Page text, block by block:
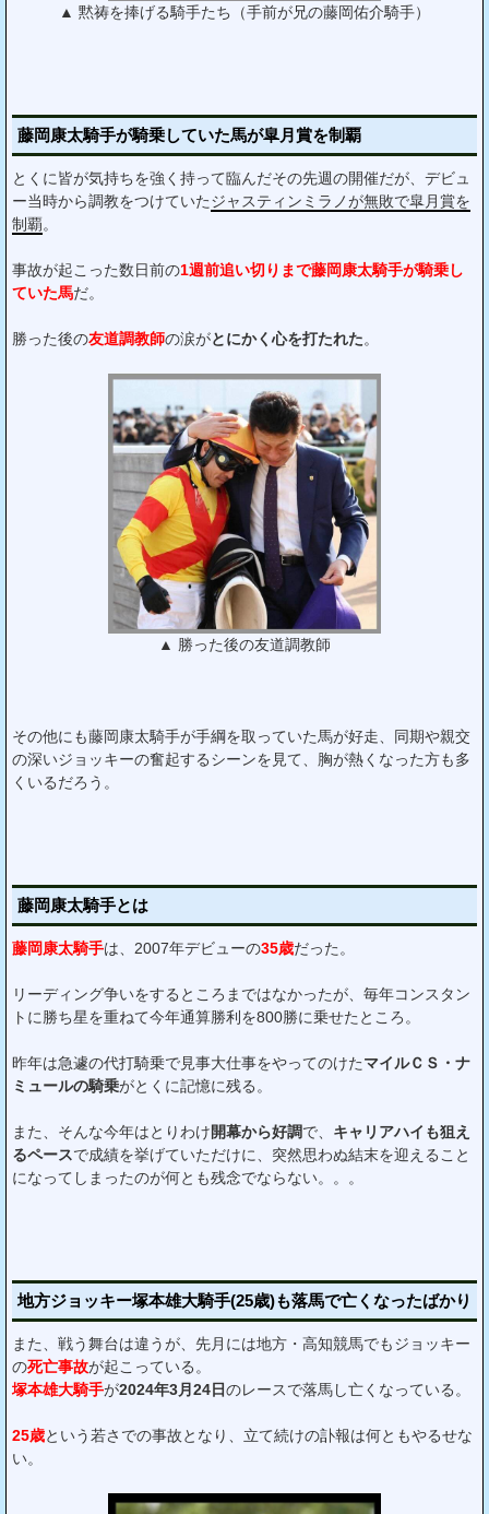
▲ 黙祷を捧げる騎手たち（手前が兄の藤岡佑介騎手）
藤岡康太騎手が騎乗していた馬が皐月賞を制覇
とくに皆が気持ちを強く持って臨んだその先週の開催だが、デビュ
ー当時から調教をつけていたジャスティンミラノが無敗で皐月賞を
制覇。
事故が起こった数日前の1週前追い切りまで藤岡康太騎手が騎乗し
ていた馬だ。
勝った後の友道調教師の涙がとにかく心を打たれた。
▲ 勝った後の友道調教師
その他にも藤岡康太騎手が手綱を取っていた馬が好走、同期や親交
の深いジョッキーの奮起するシーンを見て、胸が熱くなった方も多
くいるだろう。
藤岡康太騎手とは
藤岡康太騎手は、2007年デビューの35歳だった。
リーディング争いをするところまではなかったが、毎年コンスタン
トに勝ち星を重ねて今年通算勝利を800勝に乗せたところ。
昨年は急遽の代打騎乗で見事大仕事をやってのけたマイルＣＳ・ナ
ミュールの騎乗がとくに記憶に残る。
また、そんな今年はとりわけ開幕から好調で、 キャリアハイも狙え
るペースで成績を挙げていただけに、突然思わぬ結末を迎えること
になってしまったのが何とも残念でならない。。。
地方ジョッキー塚本雄大騎手(25歳)も落馬で亡くなったばかり
また、戦う舞台は違うが、先月には地方・高知競馬でもジョッキー
の死亡事故が起こっている。
塚本雄大騎手が2024年3月24日のレースで落馬し亡くなっている。
25歳という若さでの事故となり、立て続けの訃報は何ともやるせな
い。